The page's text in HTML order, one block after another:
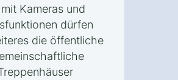
Kameras und
dürfen
die öffentliche